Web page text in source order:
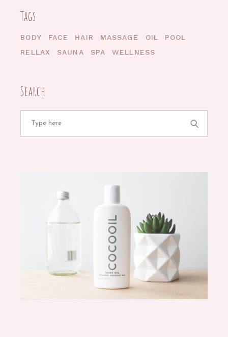
Tags
BODY FACE HAIR MASSAGE OIL
POOL
RELLAX
SAUNA SPA WELLNESS
Search